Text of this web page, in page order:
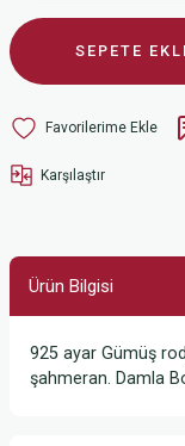
SEPETE
Karşılaştır
Ürün Bilgisi
925 ayar Gümüş
şahmeran. Damla